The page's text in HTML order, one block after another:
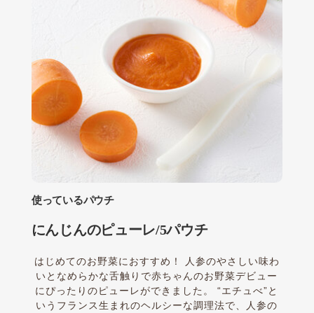
使っているパウチ
にんじんのピューレ/5パウチ
はじめてのお野菜におすすめ！ 人参のやさしい味わ
いとなめらかな舌触りで赤ちゃんのお野菜デビュー
にぴったりのピューレができました。 “エチュべ”と
いうフランス生まれのヘルシーな調理法で、人参の